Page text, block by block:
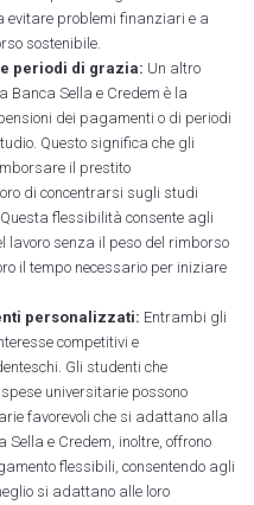
evitare problemi finanziari e a
sostenibile.
periodi di grazia: Un altro
Banca Sella e Credem è la
dei pagamenti o di periodi
Questo significa che gli
il prestito
di concentrarsi sugli studi
flessibilità consente agli
lavoro senza il peso del rimborso
il tempo necessario per iniziare
personalizzati: Entrambi gli
competitivi e
Gli studenti che
universitarie possono
favorevoli che si adattano alla
e Credem, inoltre, offrono
flessibili, consentendo agli
si adattano alle loro